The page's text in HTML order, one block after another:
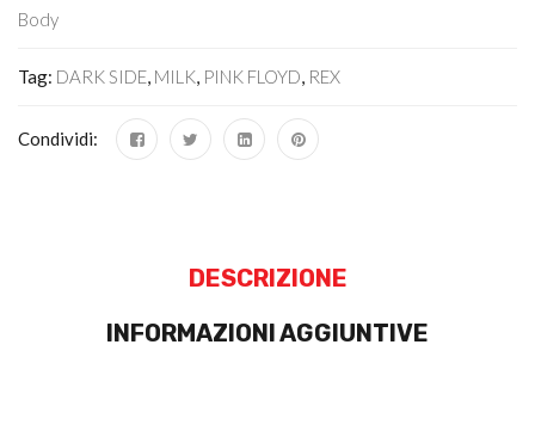
Body
Tag: DARK SIDE, MILK, PINK FLOYD, REX
Condividi:
DESCRIZIONE
INFORMAZIONI AGGIUNTIVE